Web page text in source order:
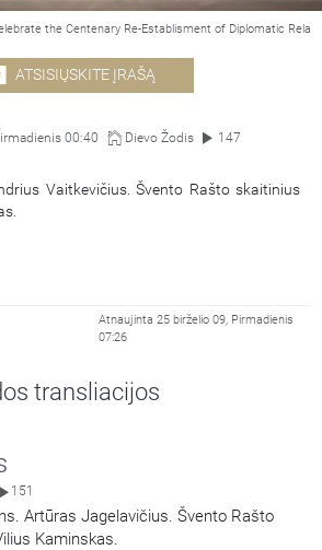
the Centenary Re-Establisment of Diplomatic
ATSISIŲSKITE ĮRAŠĄ
00:40 Dievo Žodis 147
Vaitkevičius. Švento Rašto skaitinius
Atnaujinta 25 birželio 09, Pirmadienis
07:26
transliacijos
151
Artūras Jagelavičius. Švento Rašto
Kaminskas.